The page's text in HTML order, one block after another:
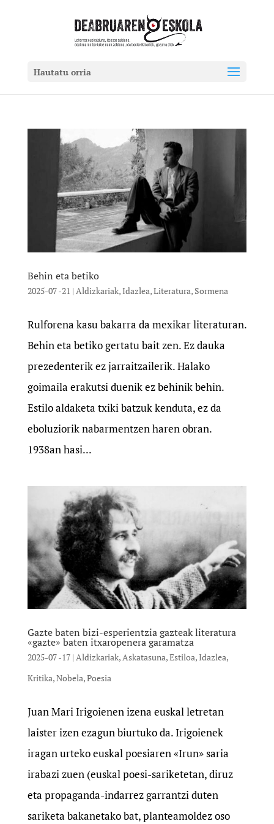
Hautatu orria
Behin eta betiko
2025-07 -21 | Aldizkariak,Idazlea,Literatura, Sormena
Rulforena kasu bakarra da mexikar literaturan.
Behin eta betiko gertatu bait zen. Ez dauka
prezedenterik ez jarraitzailerik. Halako
goimaila erakutsi duenik ez behinik behin.
Estilo aldaketa txiki batzuk kenduta, ez da
eboluziorik nabarmentzen haren obran.
1938an hasi...
Gazte baten bizi-esperientzia gazteak literatura
«gazte» baten itxaropenera garamatza
2025-07 -17| Aldizkariak,Askatasuna,Estiloa,Idazlea,
Kritika,Nobela,Poesia
Juan Mari Irigoienen izena euskal letretan
laister izen ezagun biurtuko da. Irigoienek
iragan urteko euskal poesiaren «Irun» saria
irabazi zuen (euskal poesi-sariketetan, diruz
eta propaganda-indarrez garrantzi duten
sariketa bakanetako bat, planteamoldez oso